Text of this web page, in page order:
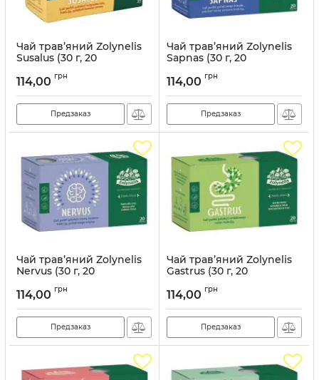
Чай трав’яний Zolynelis
Susalus (30 г, 20
Артикул: ZLN009
114,00 грн
Предзаказ
Чай трав’яний Zolynelis
Sapnas (30 г, 20
Артикул: ZLN004
114,00 грн
Предзаказ
Чай трав’яний Zolynelis
Nervus (30 г, 20
Артикул: ZLN008
114,00 грн
Предзаказ
Чай трав’яний Zolynelis
Gastrus (30 г, 20
Артикул: ZLN006
114,00 грн
Предзаказ